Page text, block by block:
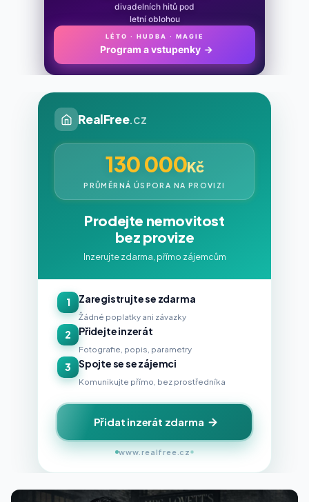
divadelních hitů pod
letní oblohou
LÉTO · HUDBA · MAGIE
Program a vstupenky→
RealFree.cz
130 000Kč
PRŮMĚRNÁ ÚSPORA NA PROVIZI
Prodejte nemovitost
bez provize
Inzerujte zdarma, přímo zájemcům
1 Zaregistrujte se zdarma
Žádné poplatky ani závazky
2 Přidejte inzerát
Fotografie, popis, parametry
3 Spojte se se zájemci
Komunikujte přímo, bez prostředníka
Přidat inzerát zdarma
www.realfree.cz